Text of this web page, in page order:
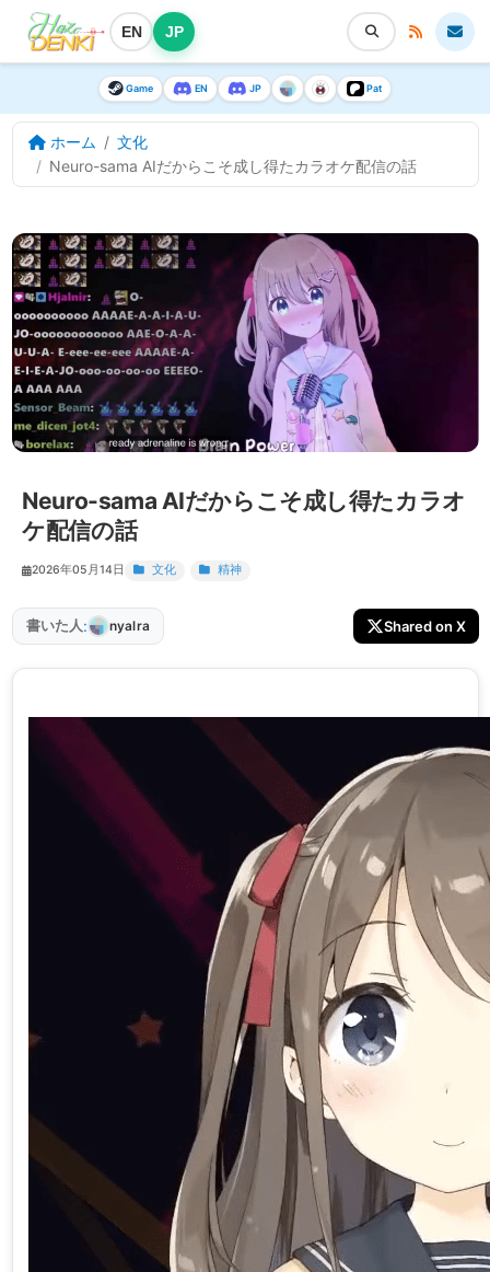
EN JP
Game EN JP Pat
ホーム
文化
Neuro-sama AIだからこそ成し得たカラオケ配信の話
Neuro-sama AIだからこそ成し得たカラオ
ケ配信の話
2026年05月14日 文化 精神
書いた人 : nyalra Shared on X